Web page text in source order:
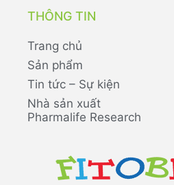
THÔNG TIN
Trang chủ
Sản phẩm
Tin tức – Sự kiện
Nhà sản xuất
Pharmalife Research